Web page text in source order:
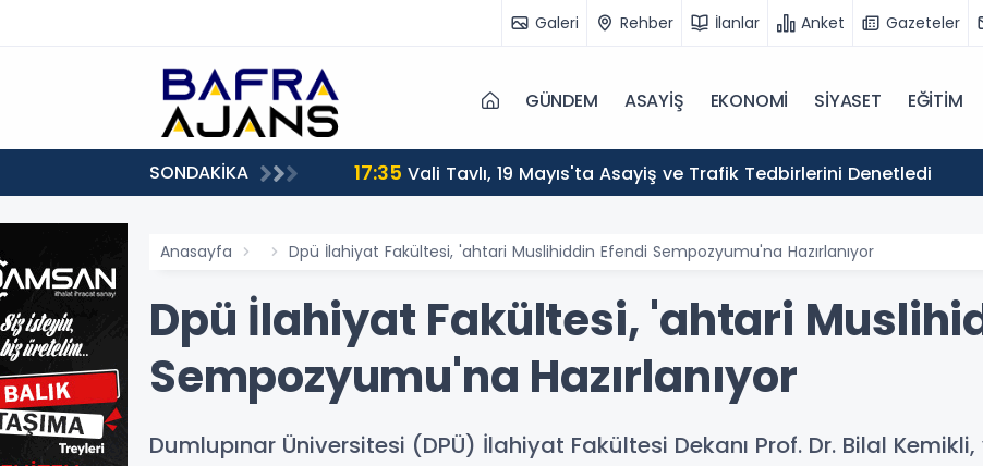
Galeri Rehber İlanlar Anket Gazeteler
GÜNDEM ASAYİŞ EKONOMİ SİYASET EĞİTİM
SONDAKİKA 17:35 Vali Tavlı, 19 Mayıs'ta Asayiş ve Trafik Tedbirlerini Denetledi
Anasayfa Dpü İlahiyat Fakültesi, 'ahtari Muslihiddin Efendi Sempozyumu'na Hazırlanıyor
Dpü İlahiyat Fakültesi, 'ahtari
Sempozyumu'na Hazırlanıyor
Dumlupınar Üniversitesi (DPÜ) İlahiyat Fakültesi Dekanı Prof. Dr. Bilal